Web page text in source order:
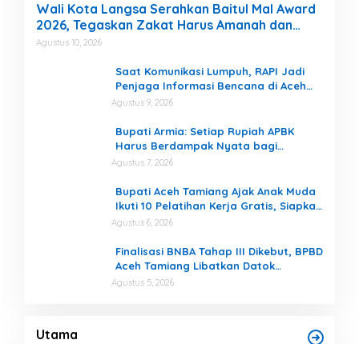
Wali Kota Langsa Serahkan Baitul Mal Award
2026, Tegaskan Zakat Harus Amanah dan
Transparan
Agustus 10, 2026
Saat Komunikasi Lumpuh, RAPI Jadi
Penjaga Informasi Bencana di Aceh
Tamiang
Agustus 9, 2026
Bupati Armia: Setiap Rupiah APBK
Harus Berdampak Nyata bagi
Masyarakat
Agustus 7, 2026
Bupati Aceh Tamiang Ajak Anak Muda
Ikuti 10 Pelatihan Kerja Gratis, Siapkan
SDM Siap Kerja dan Berwirausaha
Agustus 6, 2026
Finalisasi BNBA Tahap III Dikebut, BPBD
Aceh Tamiang Libatkan Datok
Penghulu untuk Vervali Stimulan
Agustus 5, 2026
Utama